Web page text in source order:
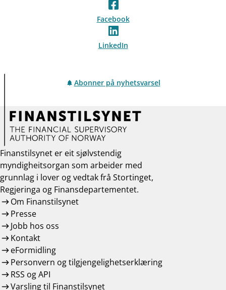
Facebook
LinkedIn
Abonner på nyhetsvarsel
Finanstilsynet er eit sjølvstendig
myndigheitsorgan som arbeider med
grunnlag i lover og vedtak frå Stortinget,
Regjeringa og Finansdepartementet.
Om Finanstilsynet
Presse
Jobb hos oss
Kontakt
eFormidling
Personvern og tilgjengelighetserklæring
RSS og API
Varsling til Finanstilsynet